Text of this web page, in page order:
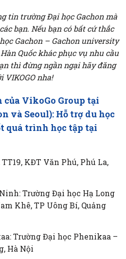
tin trường Đại học Gachon mà
bạn. Nếu bạn có bất cứ thắc
Gachon – Gachon university
Quốc khác phục vụ nhu cầu
thì đừng ngần ngại hãy đăng
VIKOGO nha!
VikoGo Group tại
và Seoul): Hỗ trợ du học
quá trình học tập tại
KĐT Văn Phú, Phú La,
Trường Đại học Hạ Long
Khê, TP Uông Bí, Quảng
Trường Đại học Phenikaa –
Hà Nội